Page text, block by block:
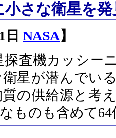
小さな衛星を発
日 NASA】
探査機カッシー
星が潜んでい
の供給源と考
ものも含めて64